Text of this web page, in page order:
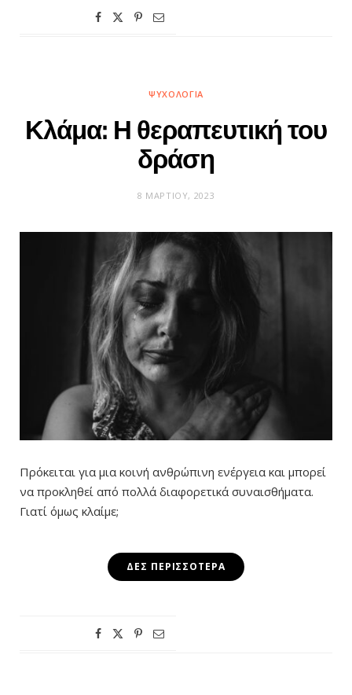
ΨΥΧΟΛΟΓΊΑ
Κλάμα: Η θεραπευτική του
δράση
8 ΜΑΡΤΊΟΥ, 2023
Πρόκειται για μια κοινή ανθρώπινη ενέργεια και μπορεί
να προκληθεί από πολλά διαφορετικά συναισθήματα.
Γιατί όμως κλαίμε;
ΔΕΣ ΠΕΡΙΣΣΌΤΕΡΑ